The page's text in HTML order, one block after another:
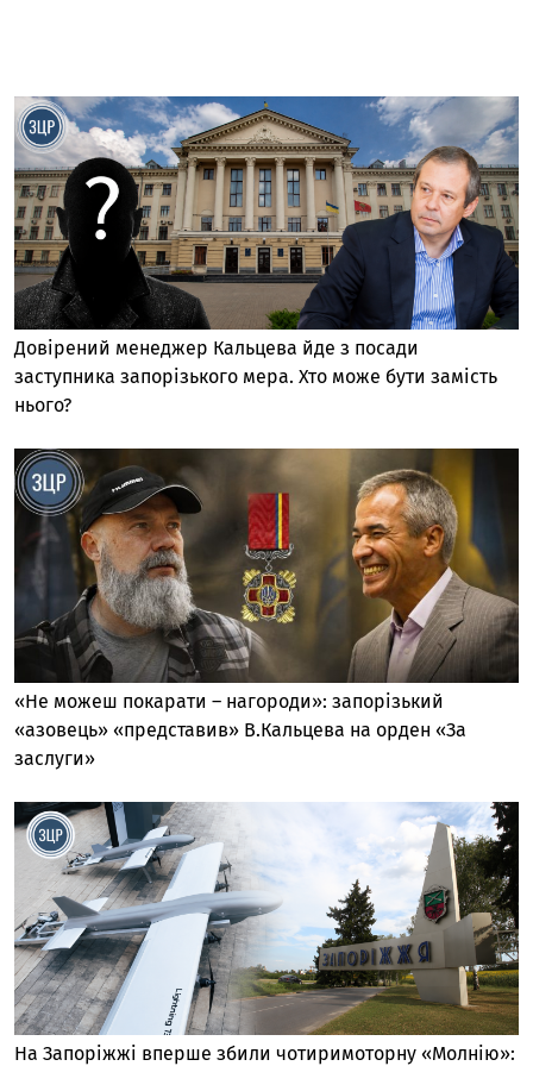
Довірений менеджер Кальцева йде з посади
заступника запорізького мера. Хто може бути замість
нього?
«Не можеш покарати – нагороди»: запорізький
«азовець» «представив» В.Кальцева на орден «За
заслуги»
На Запоріжжі вперше збили чотиримоторну «Молнію»: